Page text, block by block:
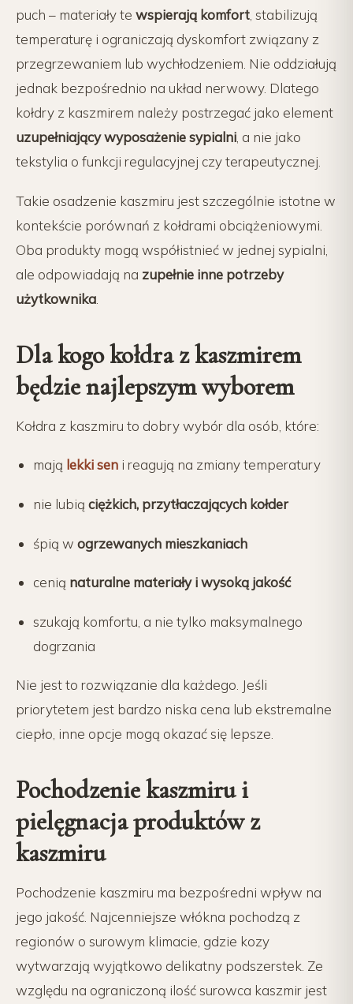
puch – materiały te wspierają komfort, stabilizują
temperaturę i ograniczają dyskomfort związany z
przegrzewaniem lub wychłodzeniem. Nie oddziałują
jednak bezpośrednio na układ nerwowy. Dlatego
kołdry z kaszmirem należy postrzegać jako element
uzupełniający wyposażenie sypialni, a nie jako
tekstylia o funkcji regulacyjnej czy terapeutycznej.
Takie osadzenie kaszmiru jest szczególnie istotne w
kontekście porównań z kołdrami obciążeniowymi.
Oba produkty mogą współistnieć w jednej sypialni,
ale odpowiadają na zupełnie inne potrzeby
użytkownika
Dla kogo kołdra z kaszmirem
będzie najlepszym wyborem
Kołdra z kaszmiru to dobry wybór dla osób, które:
mają lekki sen i reagują na zmiany temperatury
nie lubią ciężkich, przytłaczających kołder
śpią w ogrzewanych mieszkaniach
cenią naturalne materiały i wysoką jakość
szukają komfortu, a nie tylko maksymalnego
dogrzania
Nie jest to rozwiązanie dla każdego. Jeśli
priorytetem jest bardzo niska cena lub ekstremalne
ciepło, inne opcje mogą okazać się lepsze.
Pochodzenie kaszmiru i
pielęgnacja produktów z
kaszmiru
Pochodzenie kaszmiru ma bezpośredni wpływ na
jego jakość. Najcenniejsze włókna pochodzą z
regionów o surowym klimacie, gdzie kozy
wytwarzają wyjątkowo delikatny podszerstek. Ze
względu na ograniczoną ilość surowca kaszmir jest